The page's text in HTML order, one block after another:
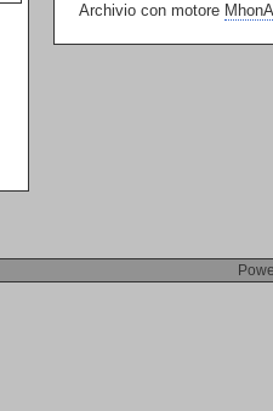
Archivio con motore